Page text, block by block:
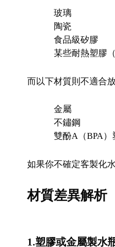
玻璃
陶瓷
食品級矽膠
某些耐熱塑膠
而以下材質則不適合
金屬
不鏽鋼
雙酚A（BPA）
如果你不確定客製化
材質差異解析
1.塑膠或金屬製水